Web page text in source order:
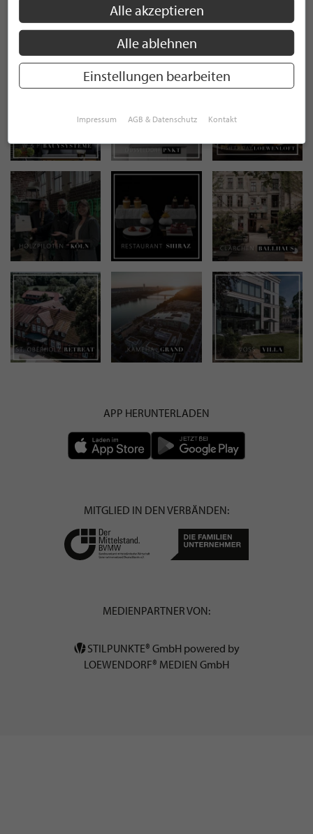
STILPUNKTE AUF
INSTAGRAM
APP HERUNTERLADEN
MITGLIED IN DEN VERBÄNDEN:
MEDIENPARTNER VON:
STILPUNKTE® GmbH powered by
LOEWENDORF® MEDIEN GmbH
Alle akzeptieren
Alle ablehnen
Einstellungen bearbeiten
Impressum AGB & Datenschutz Kontakt